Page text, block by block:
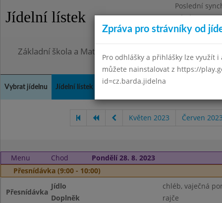
Jídelní lístek
Poslední
Pátek
Omezení
Základní škola a Mateřská škola Město Libavá,
Vybrat jídelnu Jídelní lístek Kontakty a informace
Květen 2023 Červen
Menu Chod
Pondělí 28. 8. 2023
Přesnídávka (9:00 - 10:00)
Přesnídávka
Jídlo
chléb, vaječná
Doplněk
rajče
Zpráva pro strávníky od
Pro odhlášky a přihlášky lze využít
můžete nainstalovat z https://
id=cz.barda.jidelna